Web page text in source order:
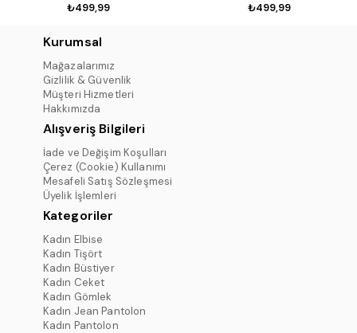
₺499,99 ₺499,99
Kurumsal
Mağazalarımız
Gizlilik & Güvenlik
Müşteri Hizmetleri
Hakkımızda
Alışveriş Bilgileri
İade ve Değişim Koşulları
Çerez (Cookie) Kullanımı
Mesafeli Satış Sözleşmesi
Üyelik İşlemleri
Kategoriler
Kadın Elbise
Kadın Tişört
Kadın Büstiyer
Kadın Ceket
Kadın Gömlek
Kadın Jean Pantolon
Kadın Pantolon